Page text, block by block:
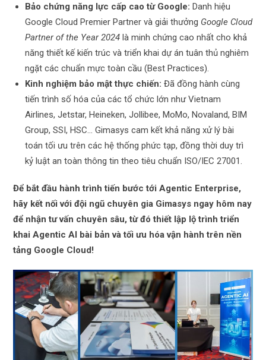
Bảo chứng năng lực cấp cao từ Google: Danh hiệu
Google Cloud Premier Partner và giải thưởng Google Cloud
Partner of the Year 2024 là minh chứng cao nhất cho khả
năng thiết kế kiến trúc và triển khai dự án tuân thủ nghiêm
ngặt các chuẩn mực toàn cầu (Best Practices).
Kinh nghiệm bảo mật thực chiến: Đã đồng hành cùng
tiến trình số hóa của các tổ chức lớn như Vietnam
Airlines, Jetstar, Heineken, Jollibee, MoMo, Novaland, BIM
Group, SSI, HSC… Gimasys cam kết khả năng xử lý bài
toán tối ưu trên các hệ thống phức tạp, đồng thời duy trì
kỷ luật an toàn thông tin theo tiêu chuẩn ISO/IEC 27001.
Để bắt đầu hành trình tiến bước tới Agentic Enterprise,
hãy kết nối với đội ngũ chuyên gia Gimasys ngay hôm nay
để nhận tư vấn chuyên sâu, từ đó thiết lập lộ trình triển
khai Agentic AI bài bản và tối ưu hóa vận hành trên nền
tảng Google Cloud!